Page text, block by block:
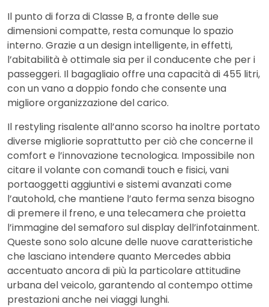
Il punto di forza di Classe B, a fronte delle sue
dimensioni compatte, resta comunque lo spazio
interno. Grazie a un design intelligente, in effetti,
l’abitabilità è ottimale sia per il conducente che per i
passeggeri. Il bagagliaio offre una capacità di 455 litri,
con un vano a doppio fondo che consente una
migliore organizzazione del carico.
Il restyling risalente all’anno scorso ha inoltre portato
diverse migliorie soprattutto per ciò che concerne il
comfort e l’innovazione tecnologica. Impossibile non
citare il volante con comandi touch e fisici, vani
portaoggetti aggiuntivi e sistemi avanzati come
l’autohold, che mantiene l’auto ferma senza bisogno
di premere il freno, e una telecamera che proietta
l’immagine del semaforo sul display dell’infotainment​​.
Queste sono solo alcune delle nuove caratteristiche
che lasciano intendere quanto Mercedes abbia
accentuato ancora di più la particolare attitudine
urbana del veicolo, garantendo al contempo ottime
prestazioni anche nei viaggi lunghi.